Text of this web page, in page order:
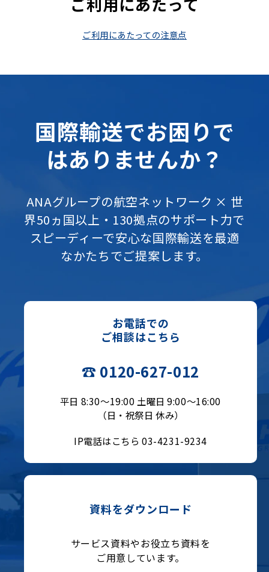
ご利用にあたっての注意点
国際輸送でお困りで
はありませんか？
ANAグループの航空ネットワーク × 世
界50ヵ国以上・130拠点のサポート力で
スピーディーで安心な国際輸送を最適
なかたちでご提案します。
お電話での
ご相談はこちら
☎ 0120-627-012
平日 8:30〜19:00 土曜日 9:00〜16:00
（日・祝祭日 休み）
IP電話はこちら 03-4231-9234
資料をダウンロード
サービス資料やお役立ち資料を
ご用意しています。